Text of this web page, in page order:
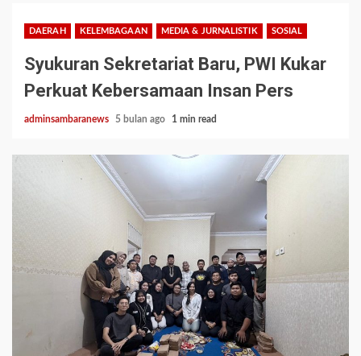
DAERAH KELEMBAGAAN MEDIA & JURNALISTIK SOSIAL
Syukuran Sekretariat Baru, PWI Kukar
Perkuat Kebersamaan Insan Pers
adminsambaranews 5 bulan ago 1 min read